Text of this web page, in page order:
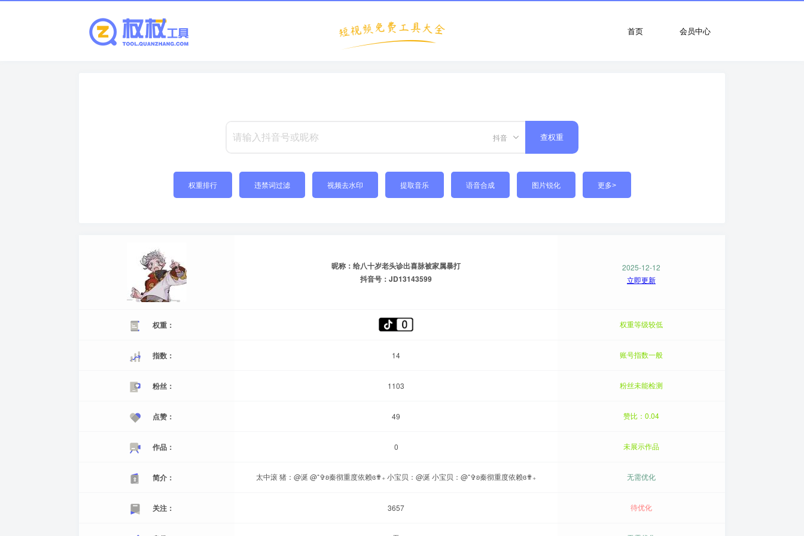
会员中心
首页
抖音 查权重
权重排行 违禁词过滤 视频去水印 提取音乐 语音合成 图片锐化 更多>
昵称：给八十岁老头诊出喜脉被家属暴打
抖音号：JD13143599
2025-12-12
立即更新
权重： 权重等级较低
指数： 14 账号指数一般
粉丝： 1103 粉丝未能检测
点赞： 49 赞比：0.04
作品： 0 未展示作品
简介： 太中滚 猪：@涎 @⁺✞ʚ秦彻重度依赖ɞ✟₊ 小宝贝：@涎 小宝贝：@⁺✞ʚ秦彻重度依赖ɞ✟₊ 无需优化
关注： 3657 待优化